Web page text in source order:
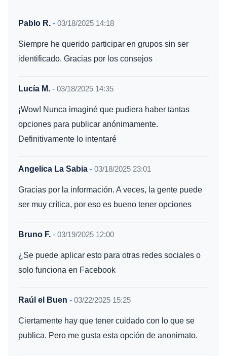
Pablo R. - 03/18/2025 14:18
Siempre he querido participar en grupos sin ser
identificado. Gracias por los consejos
Lucía M. - 03/18/2025 14:35
¡Wow! Nunca imaginé que pudiera haber tantas
opciones para publicar anónimamente.
Definitivamente lo intentaré
Angelica La Sabia - 03/18/2025 23:01
Gracias por la información. A veces, la gente puede
ser muy crítica, por eso es bueno tener opciones
Bruno F. - 03/19/2025 12:00
¿Se puede aplicar esto para otras redes sociales o
solo funciona en Facebook
Raúl el Buen - 03/22/2025 15:25
Ciertamente hay que tener cuidado con lo que se
publica. Pero me gusta esta opción de anonimato.